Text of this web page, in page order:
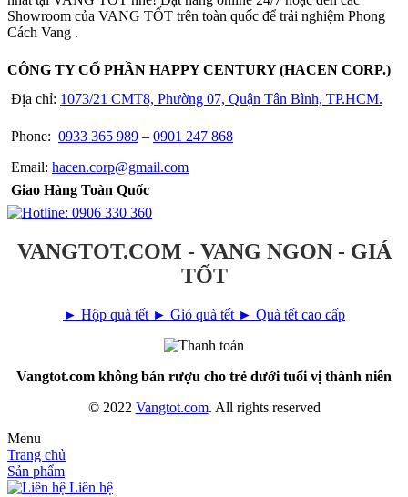
Showroom của VANG TỐT trên toàn quốc để trải nghiệm Phong
Cách Vang .
CÔNG TY CỔ PHẦN HAPPY CENTURY (HACEN CORP.)
Địa chỉ: 1073/21 CMT8, Phường 07, Quận Tân Bình, TP.HCM.
Phone: 0933 365 989 – 0901 247 868
Email: hacen.corp@gmail.com
Giao Hàng Toàn Quốc
VANGTOT.COM - VANG NGON - GIÁ
TỐT
► Hộp quà tết ► Giỏ quà tết ► Quà tết cao cấp
Vangtot.com không bán rượu cho trẻ dưới tuổi vị thành niên
© 2022 Vangtot.com. All rights reserved
Menu
Trang chủ
Sản phẩm
Liên hệ